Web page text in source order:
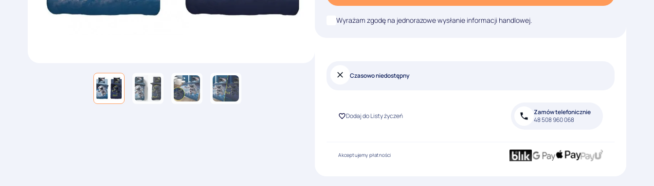
Wyrażam zgodę na jednorazowe wysłanie informacji handlowej.
Czasowo niedostępny
Dodaj do Listy życzeń
Zamów telefonicznie
48 508 960 068
Akceptujemy płatności